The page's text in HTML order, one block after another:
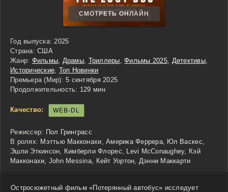
СМОТРЕТЬ ОНЛАЙН
Год выпуска: 2025
Страна: США
Жанр: Фильмы Драмы, Триллеры ,Фильмы 2025 Детективы,
Исторические Топ Новинки
Премьера (Мир): 5 сентября 2025
Продолжительность: 129 мин
Качество: WEB-DL
Режиссер: Пол Гринграсс
В ролях: Мэттью Макконахи, Америка Феррера, Юл Васкес,
Эшли Эткинсон, Кимберли Флорес, Levi McConaughey, Кэй
Макконахи, John Messina, Кейт Уортон, Дэнни Маккарти
Остросюжетный фильм «Потерянный автобус» исследует